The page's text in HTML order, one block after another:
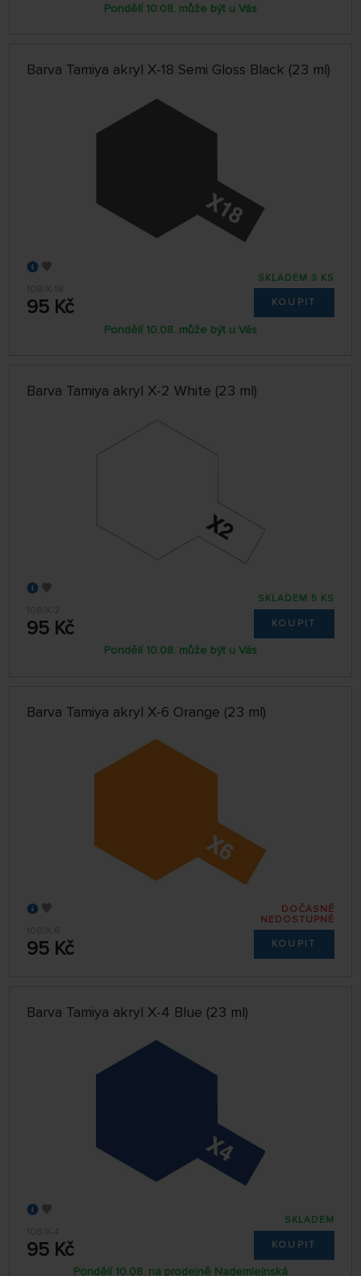
Pondělí 10.08. může být u Vás
Barva Tamiya akryl X-18 Semi Gloss Black (23 ml)
108/X-18
95 Kč
SKLADEM 3 KS
KOUPIT
Pondělí 10.08. může být u Vás
Barva Tamiya akryl X-2 White (23 ml)
108/X-2
95 Kč
SKLADEM 5 KS
KOUPIT
Pondělí 10.08. může být u Vás
Barva Tamiya akryl X-6 Orange (23 ml)
108/X-6
95 Kč
DOČASNĚ
NEDOSTUPNÉ
KOUPIT
Barva Tamiya akryl X-4 Blue (23 ml)
108/X-4
95 Kč
SKLADEM
KOUPIT
Pondělí 10.08. na prodejně Nademlejnská